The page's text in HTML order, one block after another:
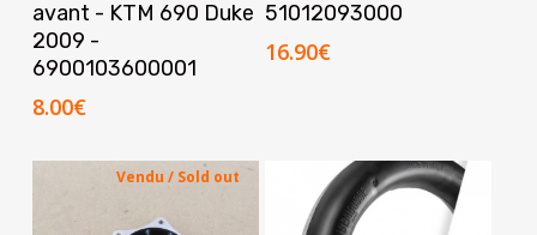
avant - KTM 690 Duke
2009 -
6900103600001
8.00€
51012093000
16.90€
Vendu / Sold out